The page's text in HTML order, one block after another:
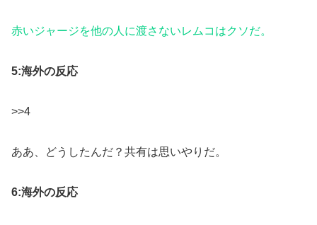
赤いジャージを他の人に渡さないレムコはクソだ。
5:海外の反応
>>4
ああ、どうしたんだ？共有は思いやりだ。
6:海外の反応